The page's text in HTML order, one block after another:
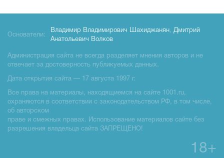
Основатели:
Владимир Владимирович Шахиджанян, Дмитрий
Анатольевич Волков
Администрация сайта не всегда разделяет мнения авторов и не
отвечает за достоверность публикуемых данных.
Дата открытия сайта — 17 августа 1997 г.
Все права на материалы, находящиемся на сайте 1001.ru,
охраняются в соответствии с законодательством РФ, в том числе,
об авторском
праве и смежных правах. Использование материалов сайте без
разрешения владельца сайта ЗАПРЕЩЕНО!
18+